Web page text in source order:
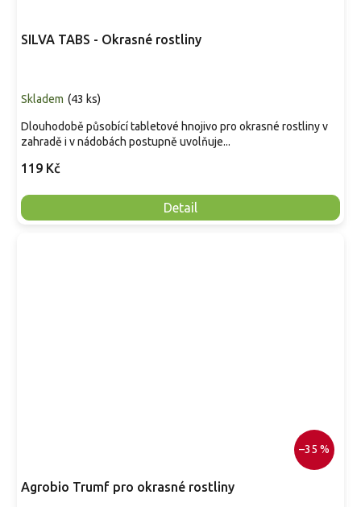
SILVA TABS - Okrasné rostliny
Skladem (43 ks)
119 Kč
Detail
Dlouhodobě působící tabletové hnojivo pro okrasné rostliny v
zahradě i v nádobách postupně uvolňuje...
–35 %
Agrobio Trumf pro okrasné rostliny